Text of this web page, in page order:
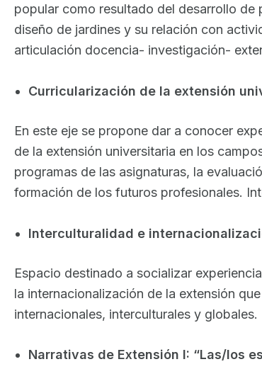
popular como resultado del desarrollo
diseño de jardines y su relación con
articulación docencia- investigación-
Curricularización de la extensión
En este eje se propone dar a conocer
de la extensión universitaria en los
programas de las asignaturas, la
formación de los futuros profesionales.
Interculturalidad e
Espacio destinado a socializar
la internacionalización de la extensión
internacionales, interculturales y
Narrativas de Extensión I: “Las/los